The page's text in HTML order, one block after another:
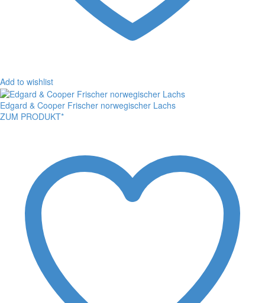
Add to wishlist
Edgard & Cooper Frischer norwegischer Lachs
ZUM PRODUKT*